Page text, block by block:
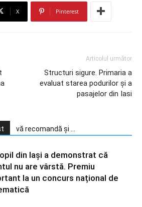
X Pinterest
Articolul următor
Structuri sigure. Primaria a
evaluat starea podurilor și a
pasajelor din Iasi
vă recomandă și ...
din Iași a demonstrat că
nu are vârstă. Premiu
la un concurs național de